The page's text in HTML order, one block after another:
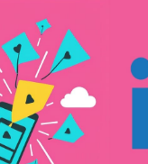
verticale video
te